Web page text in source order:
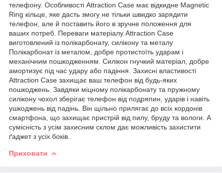
телефону. Особливості Attraction Case має відкидне Magnetic
Ring кільце, яке дасть змогу не тільки швидко зарядити
телефон, але й поставить його в зручне положення для
ваших потреб. Переваги матеріалу Attraction Case
виготовлений із полікарбонату, силікону та металу
Полікарбонат із металом, добре протистоїть ударам і
механічним пошкодженням. Силікон гнучкий матеріал, добре
амортизує під час удару або падіння. Захисні властивості
Attraction Case захищає ваш телефон від будь-яких
пошкоджень. Завдяки міцному полікарбонату та пружному
силікону чохол зберігає телефон від подряпин, ударів і навіть
ушкоджень від падінь. Він щільно прилягає до всіх кордонів
смартфона, що захищає пристрій від пилу, бруду та вологи. А
сумісність з усім захисним склом дає можливість захистити
ґаджет з усіх боків.
Приховати